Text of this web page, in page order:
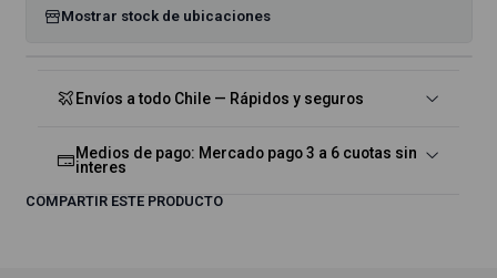
Mostrar stock de ubicaciones
Envíos a todo Chile — Rápidos y seguros
Medios de pago: Mercado pago 3 a 6 cuotas sin
interes
COMPARTIR ESTE PRODUCTO